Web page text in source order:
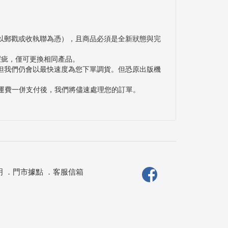
戳或收執聯為憑），且商品必須是全新狀態與完
，僅可更換相同產品。
們仍會以最快速度為您下單調貨。但恐原出版機
一併支付後，我們將儘速處理您的訂單。
． 門市據點． 客服信箱